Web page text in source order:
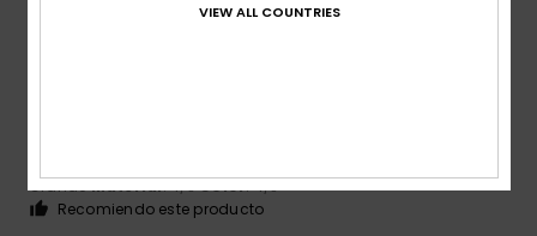
GrandeMaterial: 4/5 Color: 4/5
Recomiendo este producto
VIEW ALL COUNTRIES